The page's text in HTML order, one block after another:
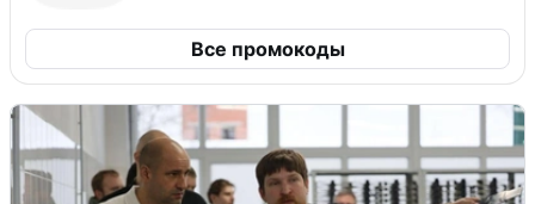
Все промокоды